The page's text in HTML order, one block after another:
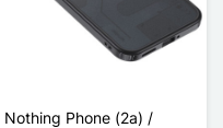
Nothing Phone (2a) /